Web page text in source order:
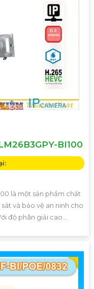
BI100
là một sản phẩm chất
và bảo vệ an ninh cho
độ phân giải cao...